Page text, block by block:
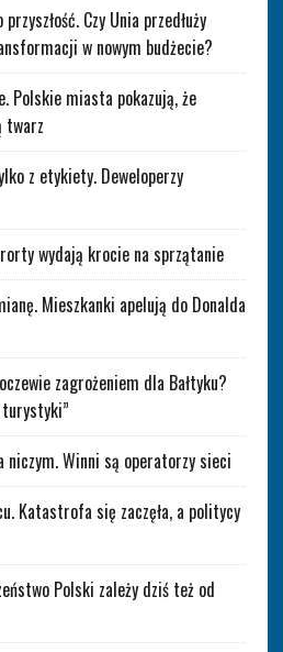
Czy Unia przedłuży
w nowym budżecie?
Polskie miasta pokazują, że
twarz
z etykiety. Deweloperzy
wydają krocie na sprzątanie
Mieszkanki apelują do Donalda
zagrożeniem dla Bałtyku?
niczym. Winni są operatorzy sieci
Katastrofa się zaczęła, a politycy
Polski zależy dziś też od